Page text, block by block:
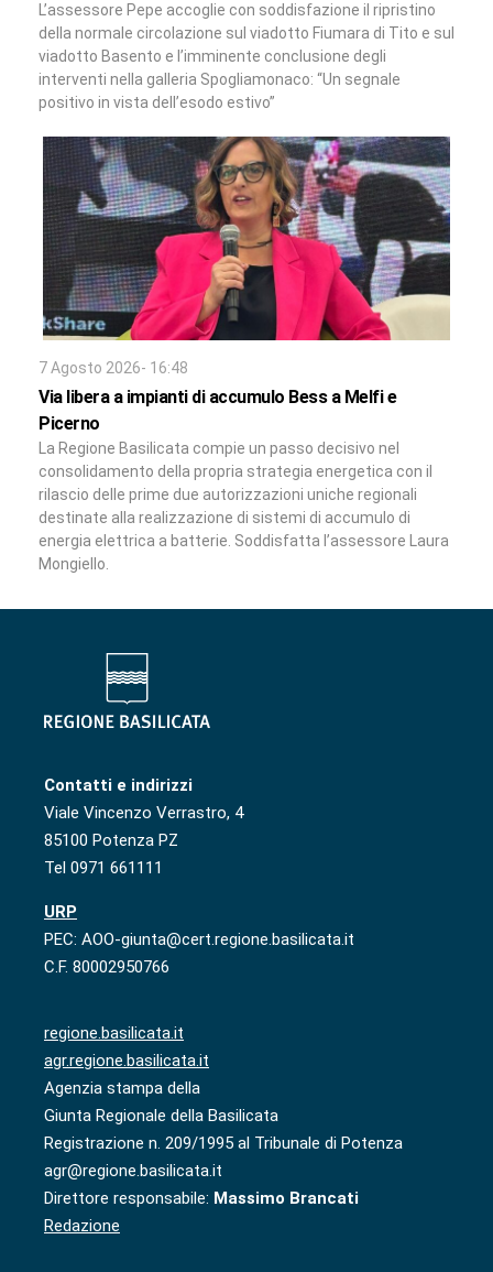
L’assessore Pepe accoglie con soddisfazione il ripristino
della normale circolazione sul viadotto Fiumara di Tito e sul
viadotto Basento e l’imminente conclusione degli
interventi nella galleria Spogliamonaco: “Un segnale
positivo in vista dell’esodo estivo”
7 Agosto 2026- 16:48
Via libera a impianti di accumulo Bess a Melfi e
Picerno
La Regione Basilicata compie un passo decisivo nel
consolidamento della propria strategia energetica con il
rilascio delle prime due autorizzazioni uniche regionali
destinate alla realizzazione di sistemi di accumulo di
energia elettrica a batterie. Soddisfatta l’assessore Laura
Mongiello.
Contatti e indirizzi
Viale Vincenzo Verrastro, 4
85100 Potenza PZ
Tel 0971 661111
URP
PEC: AOO-giunta@cert.regione.basilicata.it
C.F. 80002950766
regione.basilicata.it
agr.regione.basilicata.it
Agenzia stampa della
Giunta Regionale della Basilicata
Registrazione n. 209/1995 al Tribunale di Potenza
agr@regione.basilicata.it
Direttore responsabile: Massimo Brancati
Redazione